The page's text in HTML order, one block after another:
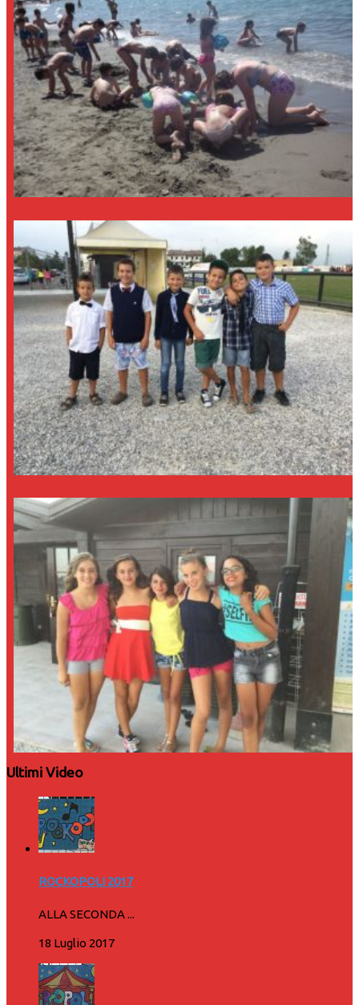
Ultimi Video
ROCKOPOLI 2017
ALLA SECONDA ...
18 Luglio 2017